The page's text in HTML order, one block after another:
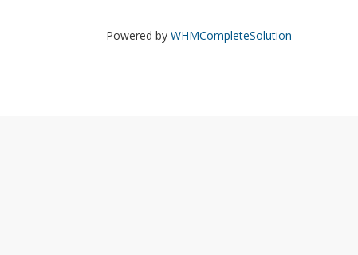
Powered by WHMCompleteSolution